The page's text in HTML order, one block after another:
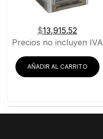
$13,915.52
Precios no incluyen IVA
AÑADIR AL CARRITO